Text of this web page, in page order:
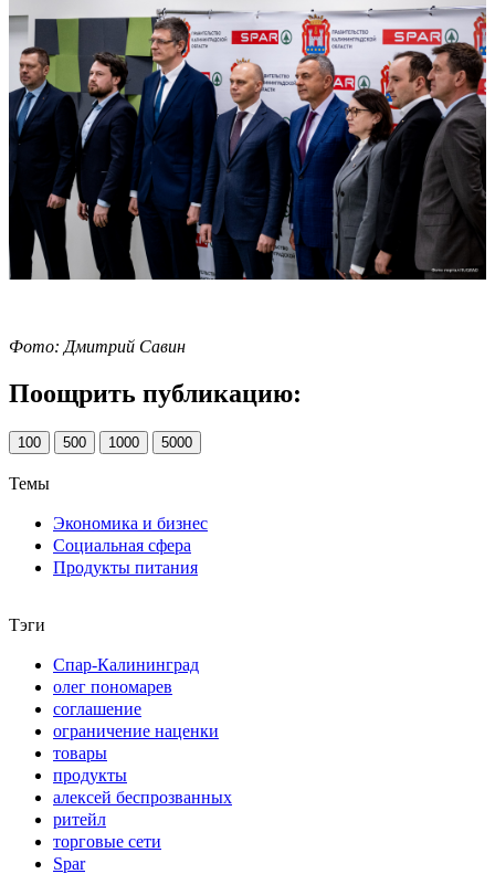
Фото: Дмитрий Савин
Поощрить публикацию:
100 500 1000 5000
Темы
Экономика и бизнес
Социальная сфера
Продукты питания
Тэги
Спар-Калининград
олег пономарев
соглашение
ограничение наценки
товары
продукты
алексей беспрозванных
ритейл
торговые сети
Spar